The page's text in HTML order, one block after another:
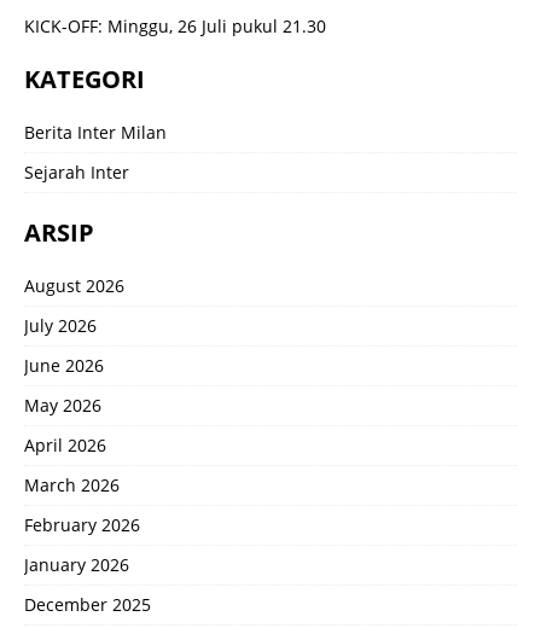
KICK-OFF: Minggu, 26 Juli pukul 21.30
KATEGORI
Berita Inter Milan
Sejarah Inter
ARSIP
August 2026
July 2026
June 2026
May 2026
April 2026
March 2026
February 2026
January 2026
December 2025